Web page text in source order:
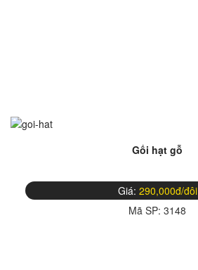
Gối hạt gỗ
Giá: 290,000đ/đôi
Mã SP: 3148